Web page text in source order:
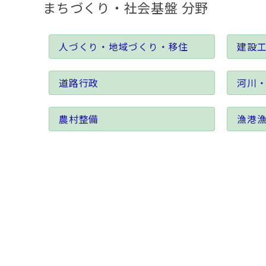
まちづくり・社会基盤 分野
人づくり・地域づくり・移住 建設
道路行政 河川
農村整備 漁港